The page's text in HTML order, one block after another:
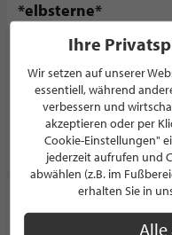
*elbsterne*
CONCEPT
22587
PROFIL
Otto F. K. Koch
Ihre
Wir setzen auf unserer
essentiell, während
verbessern und
akzeptieren oder per
Cookie-Einstellungen"
jederzeit aufrufen und
abwählen (z.B. im
erhalten Sie in
Alle